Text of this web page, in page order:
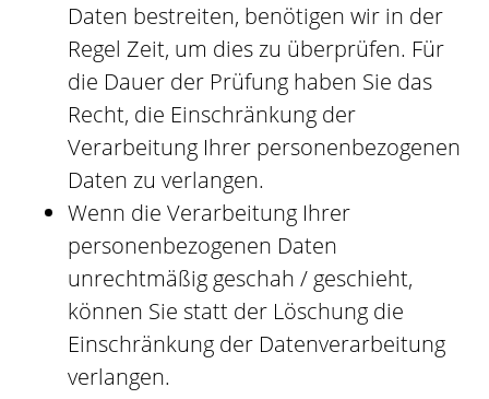
Daten bestreiten, benötigen wir in der
Regel Zeit, um dies zu überprüfen. Für
die Dauer der Prüfung haben Sie das
Recht, die Einschränkung der
Verarbeitung Ihrer personenbezogenen
Daten zu verlangen.
Wenn die Verarbeitung Ihrer
personenbezogenen Daten
unrechtmäßig geschah / geschieht,
können Sie statt der Löschung die
Einschränkung der Datenverarbeitung
verlangen.